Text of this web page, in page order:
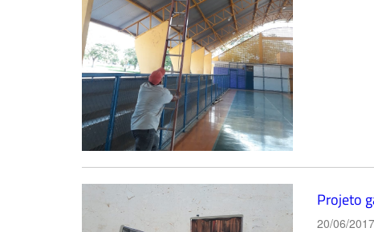
Projeto
20/06/